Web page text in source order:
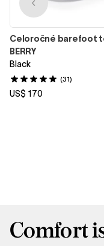
Celoročné barefoot
BERRY
Black
(31)
US$ 170
Comfort